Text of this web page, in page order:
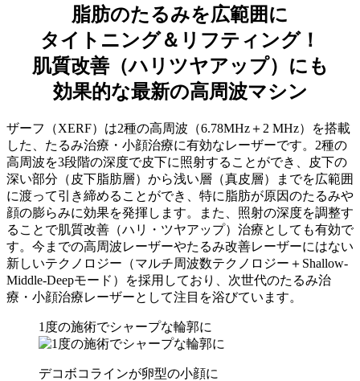
脂肪のたるみを広範囲に
タイトニング＆リフティング！
肌質改善（ハリツヤアップ）にも
効果的な最新の高周波マシン
ザーフ（XERF）は2種の高周波（6.78MHz＋2 MHz）を搭載
した、たるみ治療・小顔治療に有効なレーザーです。2種の
高周波を3段階の深度で皮下に照射することができ、皮下の
深い部分（皮下脂肪層）から浅い層（真皮層）までを広範囲
に渡って引き締めることができ、特に脂肪が原因のたるみや
顔の膨らみに効果を発揮します。また、照射の深度を調整す
ることで肌質改善（ハリ・ツヤアップ）治療としても有効で
す。今までの高周波レーザーやたるみ改善レーザーにはない
新しいテクノロジー（マルチ周波数テクノロジー＋Shallow-
Middle-Deepモード）を採用しており、次世代のたるみ治
療・小顔治療レーザーとして注目を浴びています。
1度の施術でシャープな輪郭に
デコボコラインが卵型の小顔に